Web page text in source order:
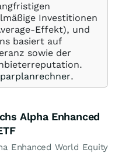
Investitionen
Effekt), und
basiert auf
sowie der
.
Alpha Enhanced
Enhanced World Equity